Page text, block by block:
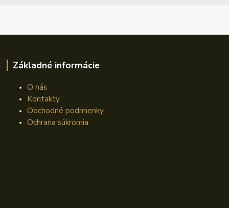
Základné informácie
O nás
Kontakty
Obchodné podmienky
Ochrana súkromia